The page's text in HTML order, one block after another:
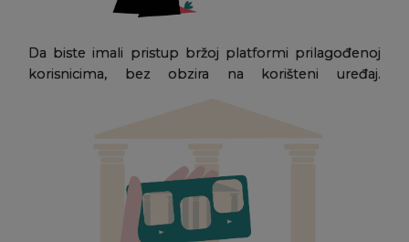
Da biste imali pristup bržoj platformi prilagođenoj
korisnicima, bez obzira na korišteni uređaj.